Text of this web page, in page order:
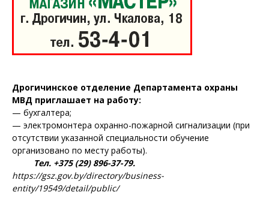
Дрогичинское отделение Департамента охраны
МВД приглашает на работу:
— бухгалтера;
— электромонтера охранно-пожарной сигнализации (при
отсутствии указанной специальности обучение
организовано по месту работы).
Тел. +375 (29) 896-37-79.
https://gsz.gov.by/directory/business-
entity/19549/detail/public/